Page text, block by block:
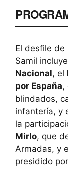
El desfile de
Samil
Nacional, el
por España,
blindados,
infantería, y
la
Mirlo, que
Armadas, y
presidido